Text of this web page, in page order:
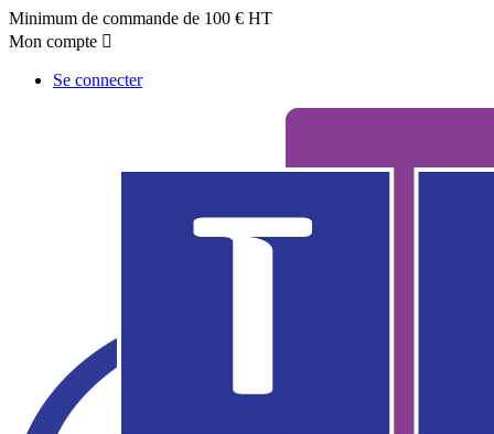
Minimum de commande de 100 € HT
Mon compte 
Se connecter